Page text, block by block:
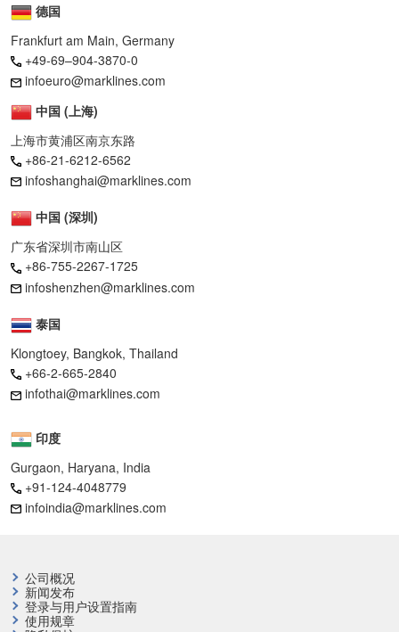
德国
Frankfurt am Main, Germany
+49-69–904-3870-0
infoeuro@marklines.com
中国 (上海)
上海市黄浦区南京东路
+86-21-6212-6562
infoshanghai@marklines.com
中国 (深圳)
广东省深圳市南山区
+86-755-2267-1725
infoshenzhen@marklines.com
泰国
Klongtoey, Bangkok, Thailand
+66-2-665-2840
infothai@marklines.com
印度
Gurgaon, Haryana, India
+91-124-4048779
infoindia@marklines.com
公司概况
新闻发布
登录与用户设置指南
使用规章